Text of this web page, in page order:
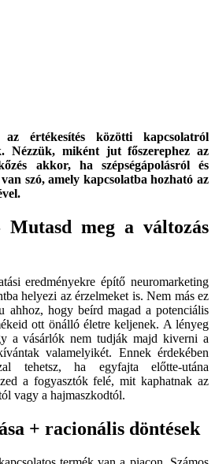
értékesítés közötti kapcsolatról
Nézzük, miként jut főszerephez az
akkor, ha szépségápolásról és
szó, amely kapcsolatba hozható az
Mutasd meg a változás
eredményekre építő neuromarketing
helyezi az érzelmeket is. Nem más ez
ahhoz, hogy beírd magad a potenciális
ott önálló életre keljenek. A lényeg
a vásárlók nem tudják majd kiverni a
valamelyikét. Ennek érdekében
tehetsz, ha egyfajta előtte-utána
a fogyasztók felé, mit kaphatnak az
vagy a hajmaszkodtól.
+ racionális döntések